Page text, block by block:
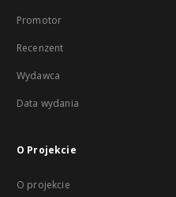
Promotor
Recenzent
Wydawca
Data wydania
O Projekcie
O projekcie